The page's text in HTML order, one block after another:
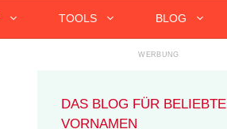
TOOLS BLOG
DAS BLOG FÜR BELIEBTE
VORNAMEN